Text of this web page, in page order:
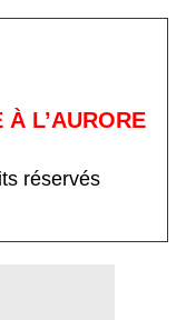
À L’AURORE
réservés